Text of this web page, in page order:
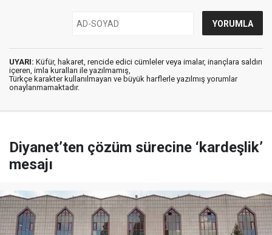
UYARI: Küfür, hakaret, rencide edici cümleler veya imalar, inançlara saldırı
içeren, imla kuralları ile yazılmamış,
Türkçe karakter kullanılmayan ve büyük harflerle yazılmış yorumlar
onaylanmamaktadır.
Diyanet’ten çözüm sürecine ‘kardeşlik’
mesajı